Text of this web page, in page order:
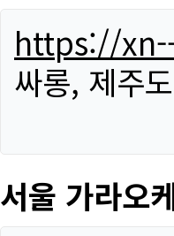
https://
싸롱, 제주
서울 가라오